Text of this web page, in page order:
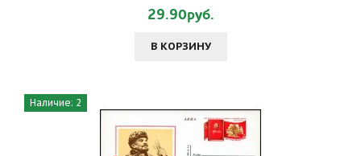
29.90руб.
В КОРЗИНУ
Наличие: 2